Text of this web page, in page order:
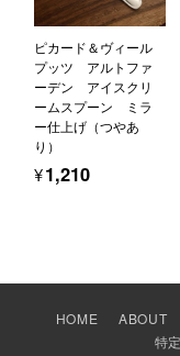
ピカード＆ヴィール
プッツ アルトファ
ーデン アイスクリ
ームスプーン ミラ
ー仕上げ（つやあ
り）
¥1,210
HOME ABOUT
特